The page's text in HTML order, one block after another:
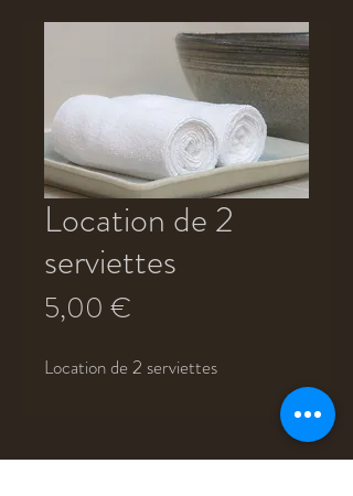
Location de 2
serviettes
5,00 €
Location de 2 serviettes